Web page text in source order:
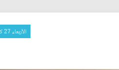
الأربعاء 27 كانون الأول 2017